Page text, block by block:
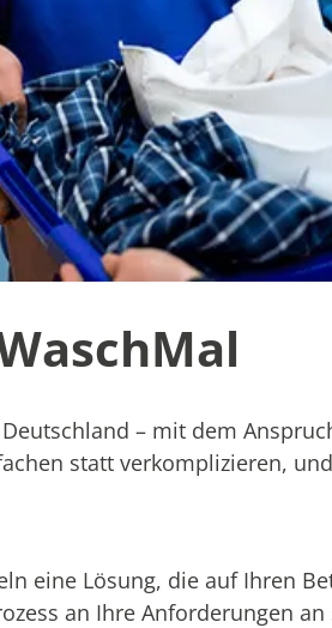
– mit dem
statt verkomplizieren,
eine Lösung, die auf Ihren
an Ihre Anforderungen